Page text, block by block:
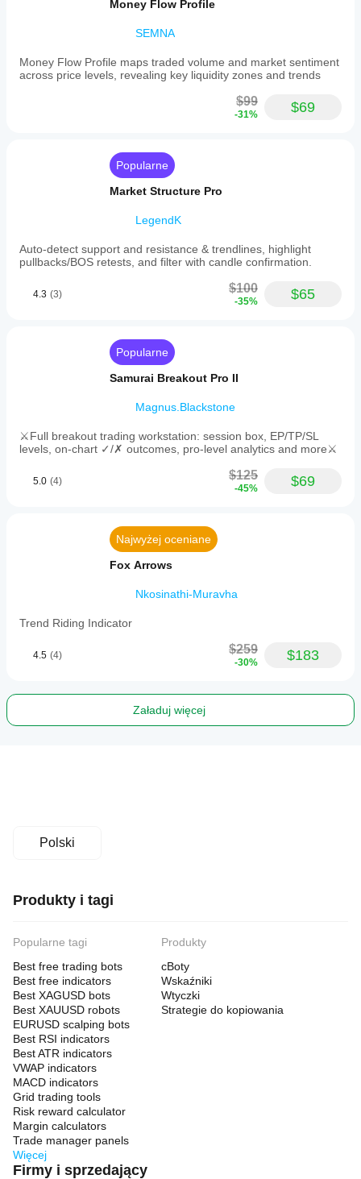
Money Flow Profile
SEMNA
Money Flow Profile maps traded volume and market sentiment
across price levels, revealing key liquidity zones and trends
$99
-31% $69
Popularne
Market Structure Pro
LegendK
Auto-detect support and resistance & trendlines, highlight
pullbacks/BOS retests, and filter with candle confirmation.
4.3 (3) $100
-35% $65
Popularne
Samurai Breakout Pro II
Magnus.Blackstone
⚔️Full breakout trading workstation: session box, EP/TP/SL
levels, on-chart ✓/✗ outcomes, pro-level analytics and more⚔️
5.0 (4) $125
-45% $69
Najwyżej oceniane
Fox Arrows
Nkosinathi-Muravha
Trend Riding Indicator
4.5 (4) $259
-30% $183
Załaduj więcej
Polski
Produkty i tagi
Popularne tagi
Best free trading bots
Best free indicators
Best XAGUSD bots
Best XAUUSD robots
EURUSD scalping bots
Best RSI indicators
Best ATR indicators
VWAP indicators
MACD indicators
Grid trading tools
Risk reward calculator
Margin calculators
Trade manager panels
Więcej
Produkty
cBoty
Wskaźniki
Wtyczki
Strategie do kopiowania
Firmy i sprzedający